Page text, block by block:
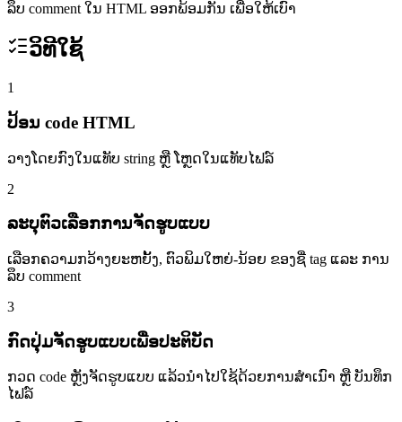
ລຶບ comment ໃນ HTML ອອກພ້ອມກັນ ເພື່ອໃຫ້ເບົາ
ວິທີໃຊ້
1
ປ້ອນ code HTML
ວາງໂດຍກົງໃນແທັບ string ຫຼື ໂຫຼດໃນແທັບໄຟລ໌
2
ລະບຸຕົວເລືອກການຈັດຮູບແບບ
ເລືອກຄວາມກວ້າງຍະຫຍັ້ງ, ຕົວພິມໃຫຍ່-ນ້ອຍ ຂອງຊື່ tag ແລະ ການ
ລຶບ comment
3
ກົດປຸ່ມຈັດຮູບແບບເພື່ອປະຕິບັດ
ກວດ code ຫຼັງຈັດຮູບແບບ ແລ້ວນຳໄປໃຊ້ດ້ວຍການສຳເນົາ ຫຼື ບັນທຶກ
ໄຟລ໌